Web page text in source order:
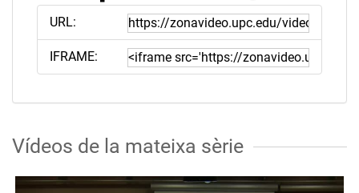
URL:
IFRAME:
Vídeos de la mateixa sèrie